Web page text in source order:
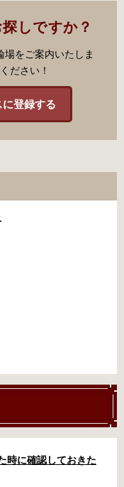
しですか？
場をご案内いたしま
ださい！
登録する
時に確認しておきた